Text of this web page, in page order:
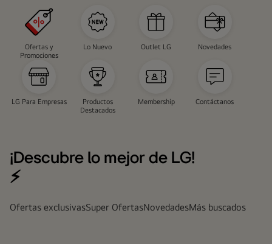
Ofertas y
Promociones
Lo Nuevo Outlet LG Novedades
LG Para Empresas
Productos
Destacados
Membership Contáctanos
¡Descubre lo mejor de LG!
⚡
Ofertas exclusivasSuper OfertasNovedadesMás buscados